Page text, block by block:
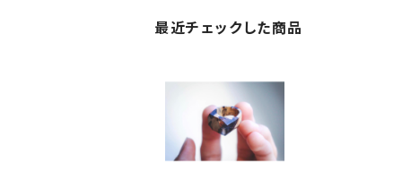
最近チェックした商品